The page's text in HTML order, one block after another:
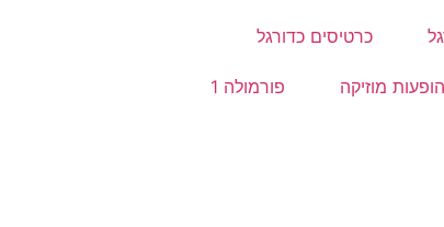
כרטיסים כדורגל
הופעות מוזיקה פורמולה 1